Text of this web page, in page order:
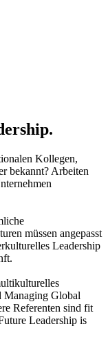
Kollegen,
bekannt? Arbeiten
müssen angepasst
Leadership
Managing Global
Referenten sind fit
Leadership is